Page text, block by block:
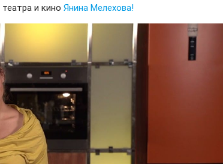
и киноЯнина Мелехова!